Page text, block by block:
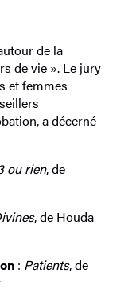
de la
de vie ». Le jury
et femmes
a décerné
ou rien, de
, de Houda
: Patients, de